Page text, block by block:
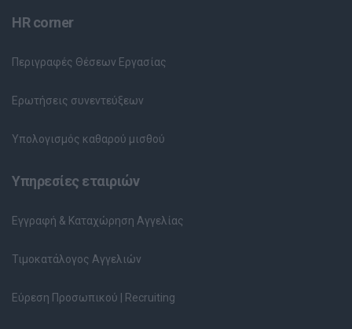
HR corner
Περιγραφές Θέσεων Εργασίας
Ερωτήσεις συνεντεύξεων
Υπολογισμός καθαρού μισθού
Υπηρεσίες εταιριών
Εγγραφή & Καταχώρηση Αγγελίας
Τιμοκατάλογος Αγγελιών
Εύρεση Προσωπικού | Recruiting